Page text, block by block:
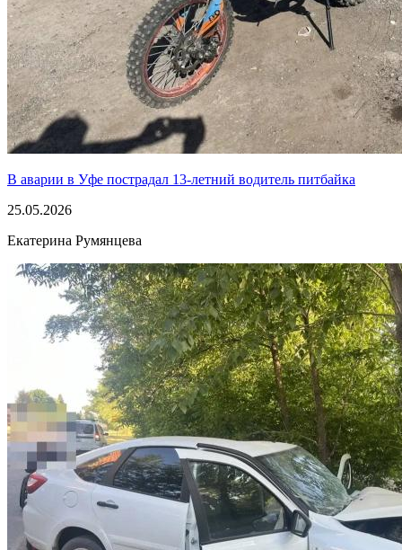
В аварии в Уфе пострадал 13-летний водитель питбайка
25.05.2026
Екатерина Румянцева